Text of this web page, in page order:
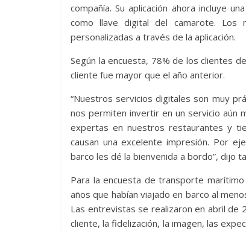
compañía. Su aplicación ahora incluye
como llave digital del camarote. Los
personalizadas a través de la aplicación.
Según la encuesta, 78% de los clientes de
cliente fue mayor que el año anterior.
“Nuestros servicios digitales son muy
nos permiten invertir en un servicio aún
expertas en nuestros restaurantes y
causan una excelente impresión. Por
barco les dé la bienvenida a bordo”, dijo
Para la encuesta de transporte
años que habían viajado en barco al
Las entrevistas se realizaron en abril de
cliente, la fidelización, la imagen, las